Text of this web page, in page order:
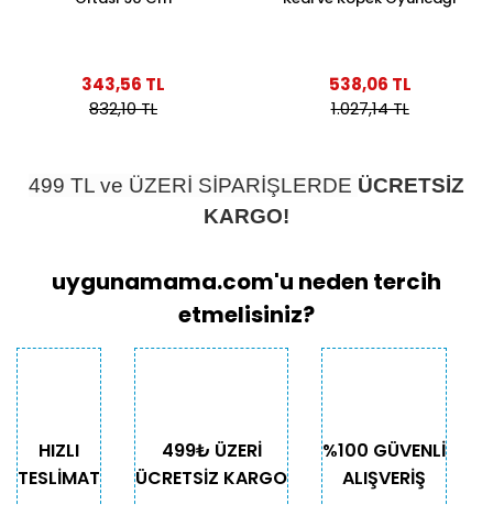
343,56 TL
832,10 TL
538,06 TL
1.027,14 TL
499 TL ve ÜZERİ SİPARİŞLERDE ÜCRETSİZ
KARGO!
uygunamama.com'u neden tercih
etmelisiniz?
HIZLI
TESLİMAT
499₺ ÜZERİ
ÜCRETSİZ KARGO
%100 GÜVENLİ
ALIŞVERİŞ